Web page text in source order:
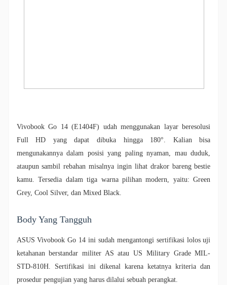
Vivobook Go 14 (E1404F) udah menggunakan layar beresolusi
Full HD yang dapat dibuka hingga 180°. Kalian bisa
mengunakannya dalam posisi yang paling nyaman, mau duduk,
ataupun sambil rebahan misalnya ingin lihat drakor bareng bestie
kamu.Tersedia dalam tiga warna pilihan modern, yaitu: Green
Grey, Cool Silver, dan Mixed Black.
Body Yang Tangguh
ASUS Vivobook Go 14 ini sudah mengantongi sertifikasi lolos uji
ketahanan berstandar militer AS atau US Military Grade MIL-
STD-810H. Sertifikasi ini dikenal karena ketatnya kriteria dan
prosedur pengujian yang harus dilalui sebuah perangkat.